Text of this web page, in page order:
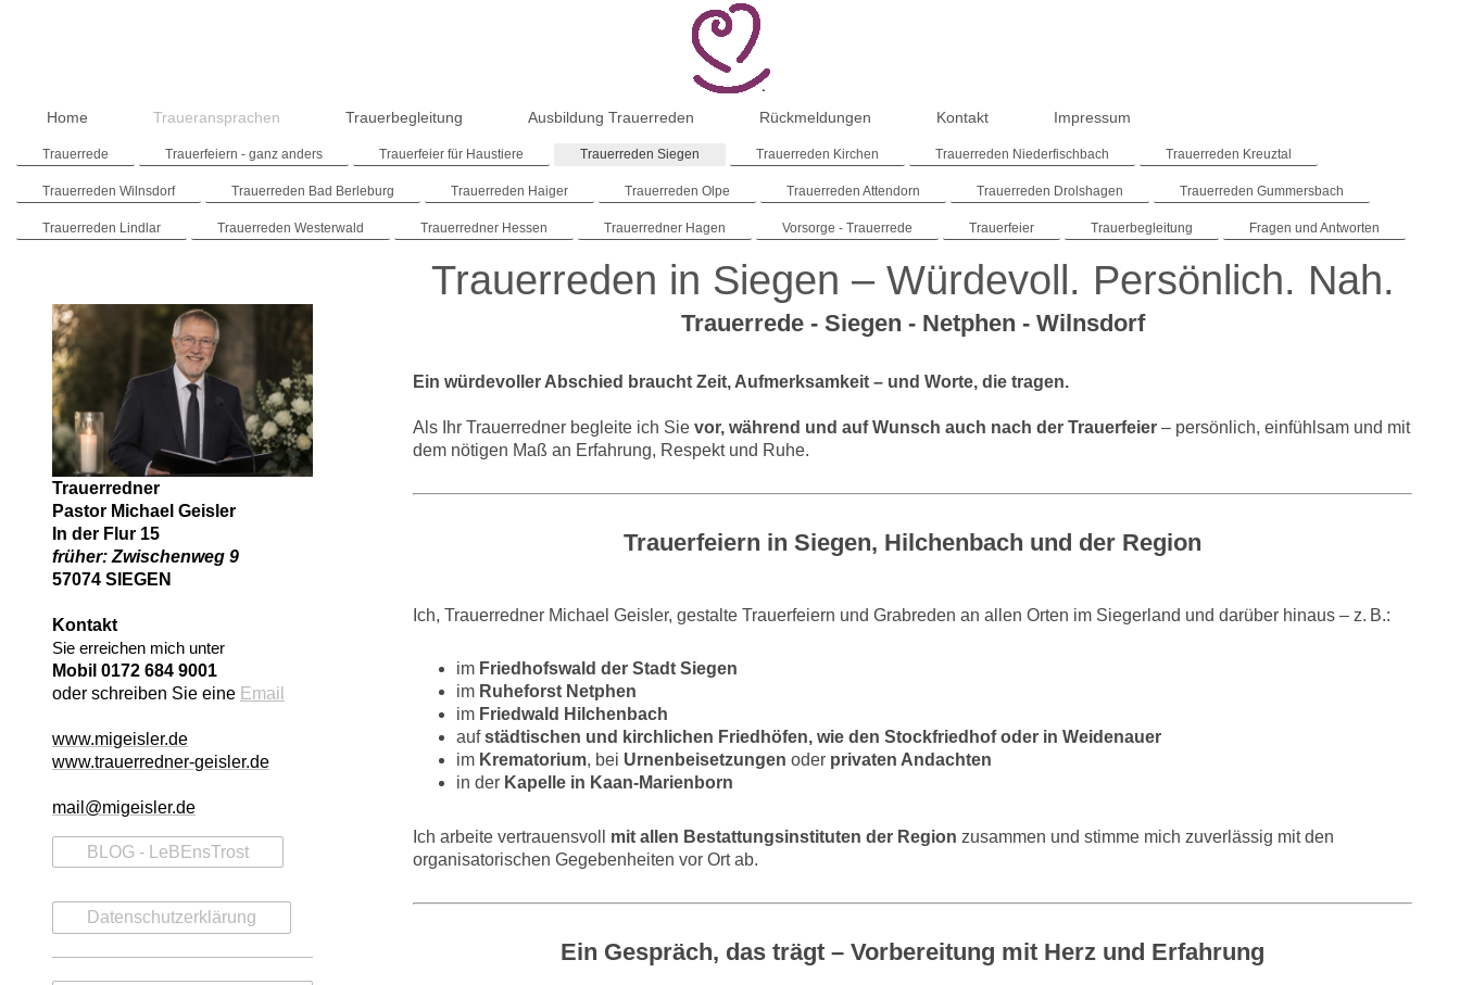
Home Traueransprachen Trauerbegleitung Ausbildung Trauerreden Rückmeldungen Kontakt Impressum
Trauerrede Trauerfeiern - ganz anders Trauerfeier für Haustiere Trauerreden Siegen Trauerreden Kirchen Trauerreden Niederfischbach Trauerreden Kreuztal
Trauerreden Wilnsdorf Trauerreden Bad Berleburg Trauerreden Haiger Trauerreden Olpe Trauerreden Attendorn Trauerreden Drolshagen Trauerreden Gummersbach
Trauerreden Lindlar Trauerreden Westerwald Trauerredner Hessen Trauerredner Hagen Vorsorge - Trauerrede Trauerfeier Trauerbegleitung Fragen und Antworten
Trauerreden in Siegen – Würdevoll. Persönlich. Nah.
Trauerrede - Siegen - Netphen - Wilnsdorf
Ein würdevoller Abschied braucht Zeit, Aufmerksamkeit – und Worte, die tragen.
Als Ihr Trauerredner begleite ich Sie vor, während und auf Wunsch auch nach der Trauerfeier – persönlich, einfühlsam und mit
dem nötigen Maß an Erfahrung, Respekt und Ruhe.
Trauerfeiern in Siegen, Hilchenbach und der Region
Ich, Trauerredner Michael Geisler, gestalte Trauerfeiern und Grabreden an allen Orten im Siegerland und darüber hinaus – z. B.:
im Friedhofswald der Stadt Siegen
im Ruheforst Netphen
im Friedwald Hilchenbach
aufstädtischen und kirchlichen Friedhöfen, wie den Stockfriedhof oder in Weidenauer
im Krematorium, bei Urnenbeisetzungen oder privaten Andachten
in der Kapelle in Kaan-Marienborn
Ich arbeite vertrauensvoll mit allen Bestattungsinstituten der Region zusammen und stimme mich zuverlässig mit den
organisatorischen Gegebenheiten vor Ort ab.
Ein Gespräch, das trägt – Vorbereitung mit Herz und Erfahrung
Trauerredner
Pastor Michael Geisler
In der Flur 15
früher: Zwischenweg 9
57074 SIEGEN
Kontakt
Sie erreichen mich unter
Mobil 0172 684 9001
oder schreiben Sie eine Email
www.migeisler.de
www.trauerredner-geisler.de
mail@migeisler.de
BLOG - LeBEnsTrost
Datenschutzerklärung